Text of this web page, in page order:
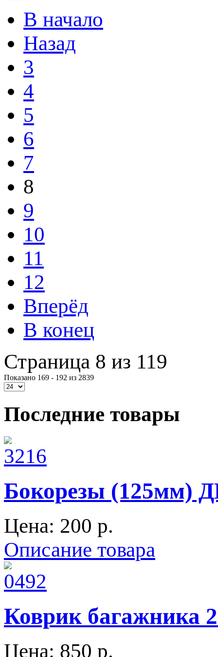
В начало
Назад
3
4
5
6
7
8
9
10
11
12
Вперёд
В конец
Страница 8 из 119
Показано 169 - 192 из 2839
Последние товары
Бокорезы
Цена: 200 p.
Описание товара
Коврик багажника
Цена: 850 p.